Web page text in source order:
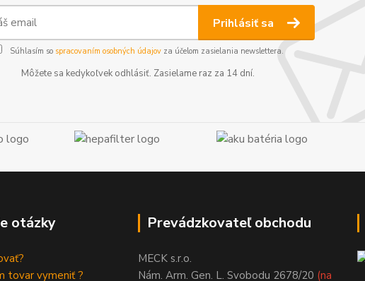
Prihlásiť sa
Súhlasím so spracovaním osobných údajovza účelom zasielania newslettera.
Môžete sa kedykoľvek odhlásiť. Zasielame raz za 14 dní.
otázky
tovar vymeniť ?
Prevádzkovateľ obchodu
MECK s.r.o.
Nám. Arm. Gen. L. Svobodu 2678/20 (na